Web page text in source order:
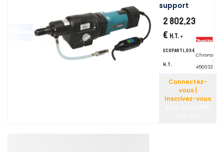
support
2 802,23
€ H.T. +
ecopart 1,03 €
H.T.
Chrono
:
450032
Connectez-
vous |
Inscrivez-vous